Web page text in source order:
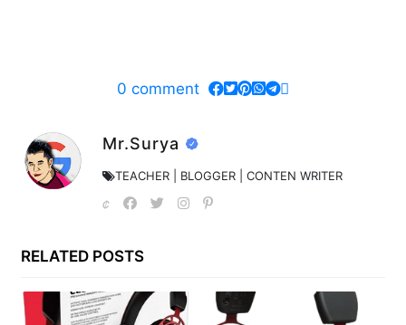
0 comment
Mr.Surya
TEACHER | BLOGGER | CONTEN WRITER
RELATED POSTS